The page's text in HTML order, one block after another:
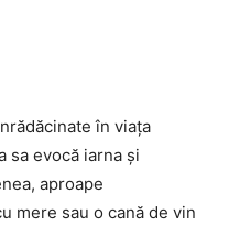
în viața
sa evocă iarna și
aproape
mere sau o cană de vin